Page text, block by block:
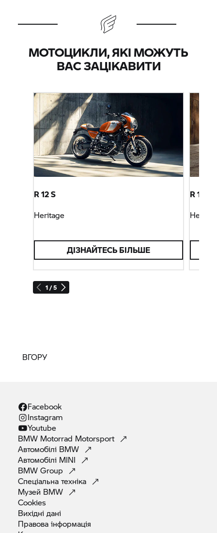
МОТОЦИКЛИ, ЯКІ МОЖУТЬ
ВАС ЗАЦІКАВИТИ
1 / 5
R 12 S
Heritage
ДІЗНАЙТЕСЬ БІЛЬШЕ
R 12
ВГОРУ
Facebook
Instagram
Youtube
BMW Motorrad Motorsport
Автомобілі BMW
Автомобілі MINI
BMWGroup
Спеціальнатехніка
Музей BMW
Cookies
Вихіднідані
Правоваінформація